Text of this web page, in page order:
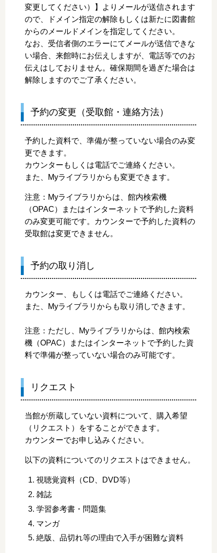
変更してください）】よりメールが送信されます
ので、ドメイン指定の解除もしくは新たに図書館
からのメールドメインを指定してください。
なお、受信者側のエラーにてメールが送信できな
い場合、来館時にお伝えしますが、電話等でのお
伝えはしておりません。確保期間を過ぎた場合は
解除しますのでご了承ください。
予約の変更（受取館・連絡方法）
予約した資料で、準備が整っていない場合のみ変
更できます。
カウンターもしくは電話でご連絡ください。
また、Myライブラリからも変更できます。
注意：Myライブラリからは、館内検索機
（OPAC）またはインターネットで予約した資料
のみ変更可能です。カウンターで予約した資料の
受取館は変更できません。
予約の取り消し
カウンター、もしくは電話でご連絡ください。
また、Myライブラリからも取り消しできます。
注意：ただし、Myライブラリからは、館内検索
機（OPAC）またはインターネットで予約した資
料で準備が整っていない場合のみ可能です。
リクエスト
当館が所蔵していない資料について、購入希望
（リクエスト）をすることができます。
カウンターでお申し込みください。
以下の資料についてのリクエストはできません。
視聴覚資料（CD、DVD等）
雑誌
学習参考書・問題集
マンガ
絶版、品切れ等の理由で入手が困難な資料